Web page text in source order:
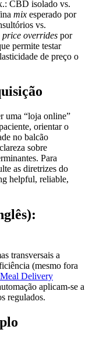
CBD isolado vs.
mix esperado por
vs.
price overrides por
permite testar
de preço o
uma “loja online”
orientar o
no balcão
sobre
Para
as diretrizes do
helpful, reliable,
transversais a
(mesmo fora
Delivery
aplicam-se a
regulados.